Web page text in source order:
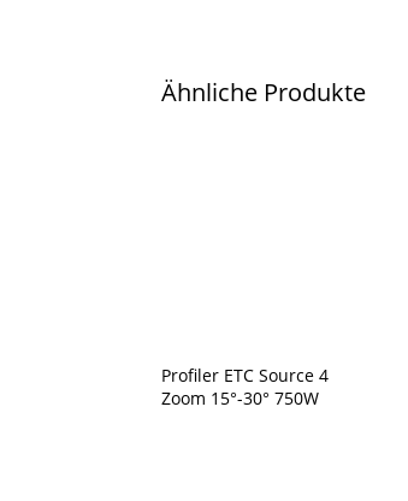
Ähnliche Produkte
Profiler ETC Source 4
Zoom 15°-30° 750W